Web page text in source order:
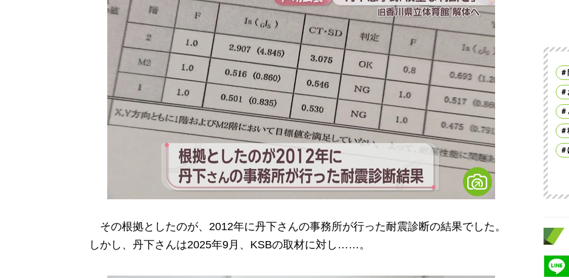
その根拠としたのが、2012年に丹下さんの事務所が行った耐震診断の結果でした。
しかし、丹下さんは2025年9月、KSBの取材に対し……。